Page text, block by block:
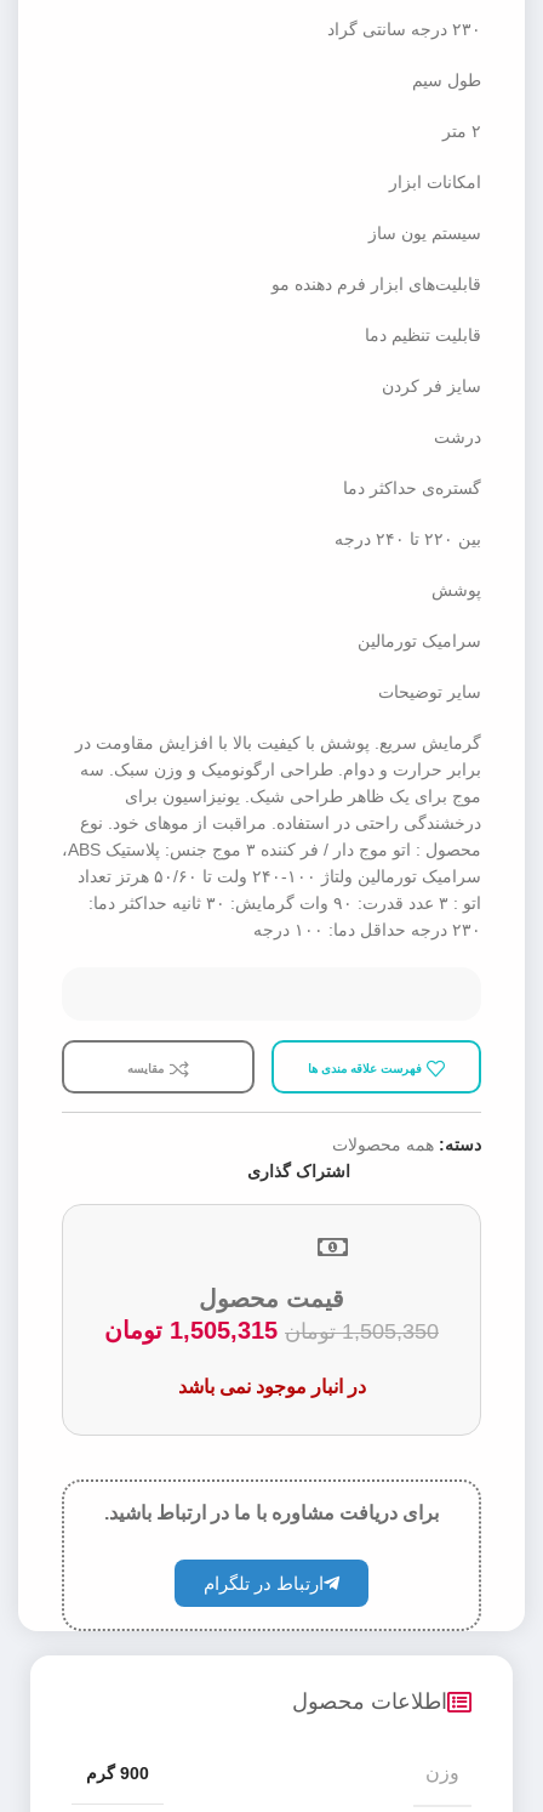
۲۳۰ درجه سانتی گراد
طول سیم
۲ متر
امکانات ابزار
سیستم یون ساز
قابلیت‌های ابزار فرم دهنده مو
قابلیت تنظیم دما
سایز فر کردن
درشت
گستره‌ی حداکثر دما
بین ۲۲۰ تا ۲۴۰ درجه
پوشش
سرامیک تورمالین
سایر توضیحات
گرمایش سریع. پوشش با کیفیت بالا با افزایش مقاومت در
برابر حرارت و دوام. طراحی ارگونومیک و وزن سبک. سه
موج برای یک ظاهر طراحی شیک. یونیزاسیون برای
درخشندگی راحتی در استفاده. مراقبت از موهای خود. نوع
محصول : اتو موج دار / فر کننده ۳ موج جنس: پلاستیک ABS،
سرامیک تورمالین ولتاژ ۱۰۰-۲۴۰ ولت تا ۵۰/۶۰ هرتز تعداد
اتو : ۳ عدد قدرت: ۹۰ وات گرمایش: ۳۰ ثانیه حداکثر دما:
۲۳۰ درجه حداقل دما: ۱۰۰ درجه
فهرست علاقه مندی ها مقایسه
دسته: همه محصولات
اشتراک گذاری
قیمت محصول
1,505,350 تومان 1,505,315 تومان
در انبار موجود نمی باشد
برای دریافت مشاوره با ما در ارتباط باشید.
ارتباط در تلگرام
اطلاعات محصول
وزن 900 گرم